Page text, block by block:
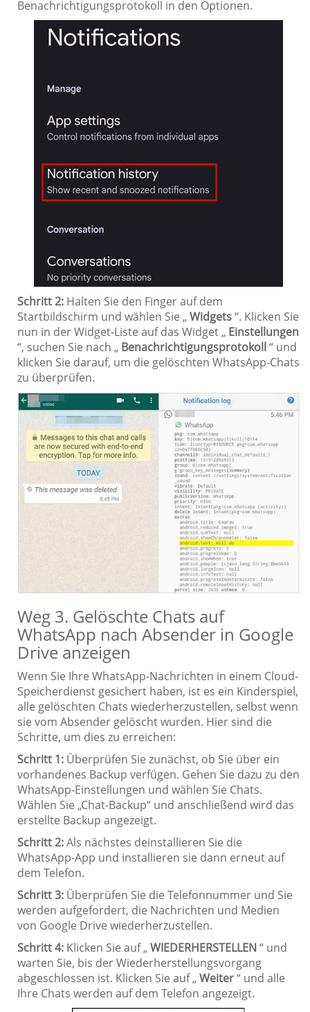
Benachrichtigungsprotokoll in den Optionen.
Schritt 2: Halten Sie den Finger auf dem
Startbildschirm und wählen Sie „Widgets“. Klicken Sie
nun in der Widget-Liste auf das Widget „ Einstellungen
“, suchen Sie nach „ Benachrichtigungsprotokoll “ und
klicken Sie darauf, um die gelöschten WhatsApp-Chats
zu überprüfen.
Weg 3. Gelöschte Chats auf
WhatsApp nach Absender in Google
Drive anzeigen
Wenn Sie Ihre WhatsApp-Nachrichten in einem Cloud-
Speicherdienst gesichert haben, ist es ein Kinderspiel,
alle gelöschten Chats wiederherzustellen, selbst wenn
sie vom Absender gelöscht wurden. Hier sind die
Schritte, um dies zu erreichen:
Schritt 1: Überprüfen Sie zunächst, ob Sie über ein
vorhandenes Backup verfügen. Gehen Sie dazu zu den
WhatsApp-Einstellungen und wählen Sie Chats.
Wählen Sie „Chat-Backup“ und anschließend wird das
erstellte Backup angezeigt.
Schritt 2:Als nächstes deinstallieren Sie die
WhatsApp-App und installieren sie dann erneut auf
dem Telefon.
Schritt 3: Überprüfen Sie die Telefonnummer und Sie
werden aufgefordert, die Nachrichten und Medien
von Google Drive wiederherzustellen.
Schritt 4: Klicken Sie auf „WIEDERHERSTELLEN“ und
warten Sie, bis der Wiederherstellungsvorgang
abgeschlossen ist. Klicken Sie auf „Weiter“ und alle
Ihre Chats werden auf dem Telefon angezeigt.